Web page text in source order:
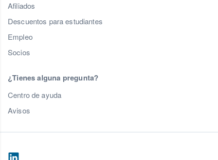
Afiliados
Descuentos para estudiantes
Empleo
Socios
¿Tienes alguna pregunta?
Centro de ayuda
Avisos